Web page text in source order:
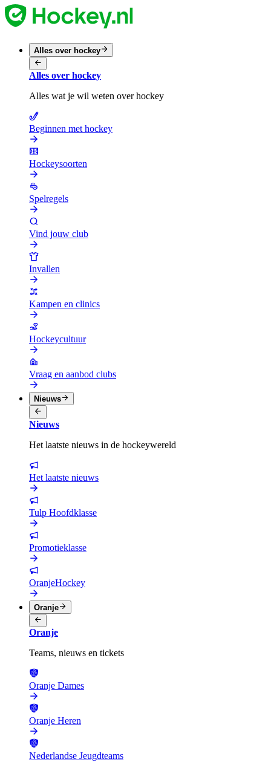
Alles over hockey
Alles over hockey
Alles wat je wil weten over hockey
Beginnen met hockey
Hockeysoorten
Spelregels
Vind jouw club
Invallen
Kampen en clinics
Hockeycultuur
Vraag en aanbod clubs
Nieuws
Nieuws
Het laatste nieuws in de hockeywereld
Het laatste nieuws
Tulp Hoofdklasse
Promotieklasse
OranjeHockey
Oranje
Oranje
Teams, nieuws en tickets
Oranje Dames
Oranje Heren
Nederlandse Jeugdteams